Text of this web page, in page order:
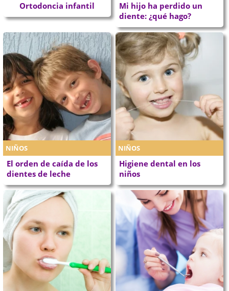
Ortodoncia infantil
Mi hijo ha perdido un
diente: ¿qué hago?
NIÑOS
El orden de caída de los
dientes de leche
NIÑOS
Higiene dental en los
niños